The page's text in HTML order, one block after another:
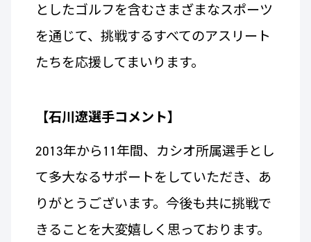
としたゴルフを含むさまざまなスポーツ
を通じて、挑戦するすべてのアスリート
たちを応援してまいります。
【石川遼選手コメント】
2013年から11年間、カシオ所属選手とし
て多大なるサポートをしていただき、あ
りがとうございます。今後も共に挑戦で
きることを大変嬉しく思っております。